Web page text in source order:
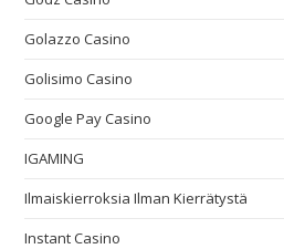
Golazzo Casino
Golisimo Casino
Google Pay Casino
IGAMING
Ilmaiskierroksia Ilman Kierrätystä
Instant Casino